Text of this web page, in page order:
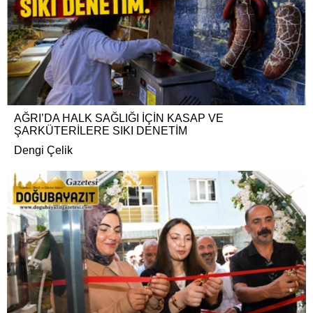
AĞRI’DA HALK SAĞLIĞI İÇİN KASAP VE
ŞARKÜTERİLERE SIKI DENETİM
Dengi Çelik